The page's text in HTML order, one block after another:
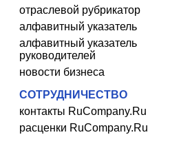
отраслевой рубрикатор
алфавитный указатель
алфавитный указатель
руководителей
новости бизнеса
СОТРУДНИЧЕСТВО
контакты RuCompany.Ru
расценки RuCompany.Ru